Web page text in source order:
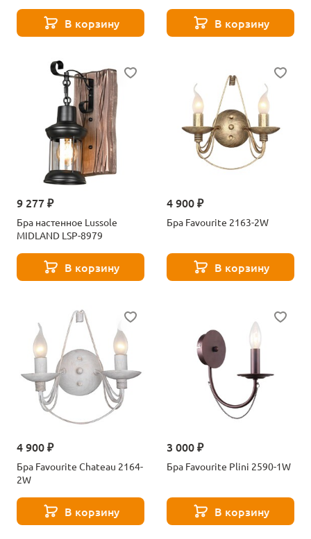
В корзину В корзину
9 277 ₽
Бра настенное Lussole
MIDLAND LSP-8979
В корзину
4 900 ₽
Бра Favourite 2163-2W
В корзину
4 900 ₽
Бра Favourite Chateau 2164-
2W
В корзину
3 000 ₽
Бра Favourite Plini 2590-1W
В корзину